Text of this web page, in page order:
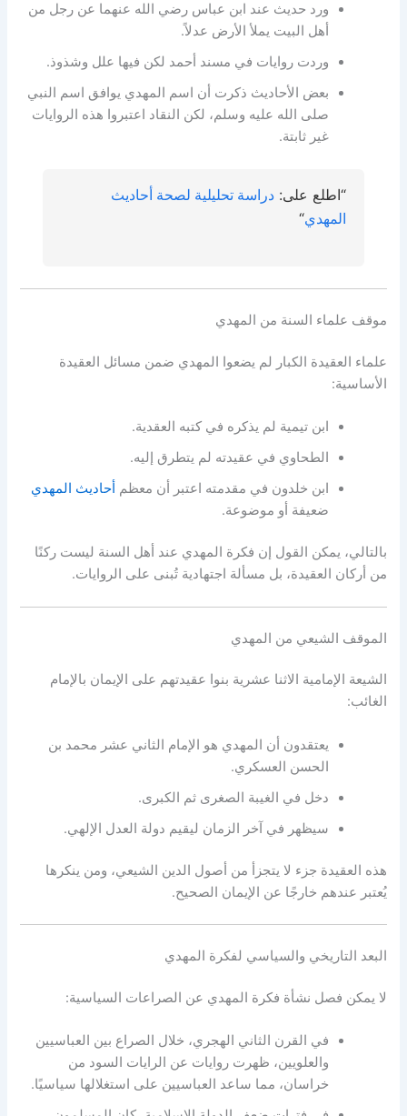
ورد حديث عند ابن عباس رضي الله عنهما عن رجل من
أهل البيت يملأ الأرض عدلاً.
وردت روايات في مسند أحمد لكن فيها علل وشذوذ.
بعض الأحاديث ذكرت أن اسم المهدي يوافق اسم النبي
صلى الله عليه وسلم، لكن النقاد اعتبروا هذه الروايات
غير ثابتة.
“اطلع على: دراسة تحليلية لصحة أحاديث
المهدي“
موقف علماء السنة من المهدي
علماء العقيدة الكبار لم يضعوا المهدي ضمن مسائل العقيدة
الأساسية:
ابن تيمية لم يذكره في كتبه العقدية.
الطحاوي في عقيدته لم يتطرق إليه.
ابن خلدون في مقدمته اعتبر أن معظم أحاديث المهدي
ضعيفة أو موضوعة.
بالتالي، يمكن القول إن فكرة المهدي عند أهل السنة ليست ركنًا
من أركان العقيدة، بل مسألة اجتهادية تُبنى على الروايات.
الموقف الشيعي من المهدي
الشيعة الإمامية الاثنا عشرية بنوا عقيدتهم على الإيمان بالإمام
الغائب:
يعتقدون أن المهدي هو الإمام الثاني عشر محمد بن
الحسن العسكري.
دخل في الغيبة الصغرى ثم الكبرى.
سيظهر في آخر الزمان ليقيم دولة العدل الإلهي.
هذه العقيدة جزء لا يتجزأ من أصول الدين الشيعي، ومن ينكرها
يُعتبر عندهم خارجًا عن الإيمان الصحيح.
البعد التاريخي والسياسي لفكرة المهدي
لا يمكن فصل نشأة فكرة المهدي عن الصراعات السياسية:
في القرن الثاني الهجري، خلال الصراع بين العباسيين
والعلويين، ظهرت روايات عن الرايات السود من
خراسان، مما ساعد العباسيين على استغلالها سياسيًا.